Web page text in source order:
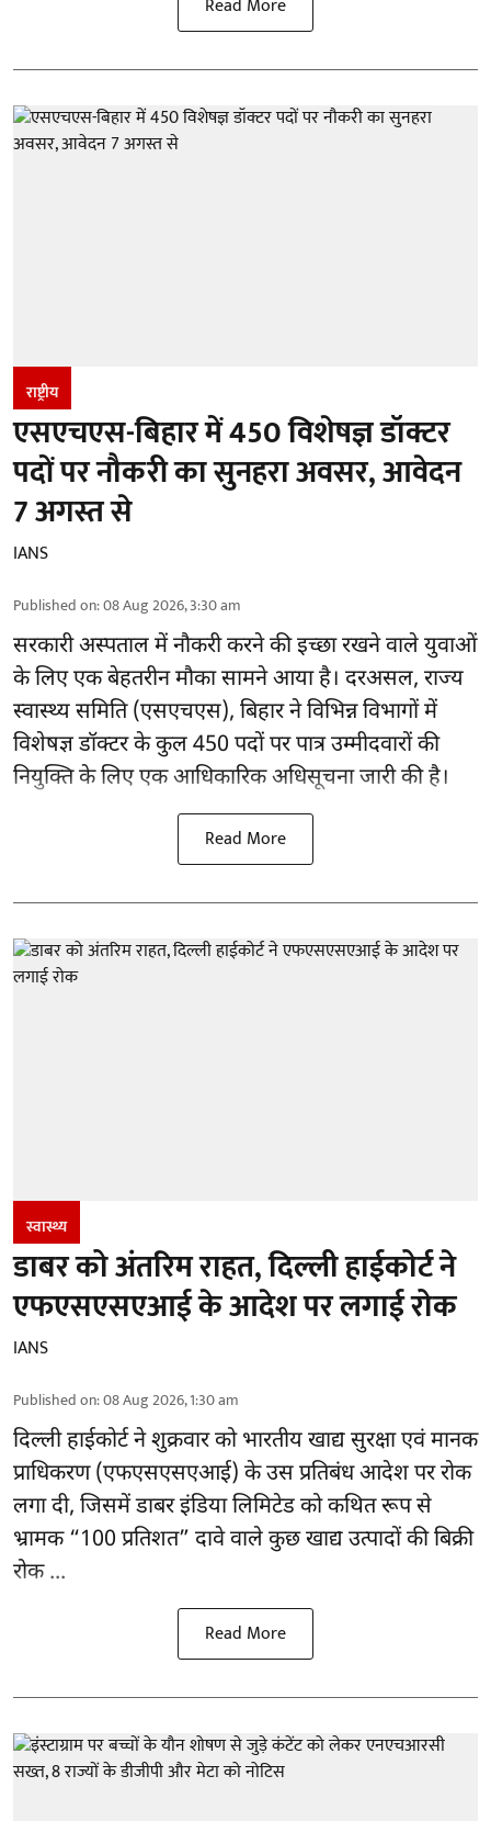
राष्ट्रीय
एसएचएस-बिहार में 450 विशेषज्ञ डॉक्टर
पदों पर नौकरी का सुनहरा अवसर, आवेदन
7 अगस्त से
IANS
Published on:08 Aug 2026, 3:30 am
सरकारी अस्पताल में नौकरी करने की इच्छा रखने वाले युवाओं
के लिए एक बेहतरीन मौका सामने आया है। दरअसल, राज्य
स्वास्थ्य समिति (एसएचएस), बिहार ने विभिन्न विभागों में
विशेषज्ञ डॉक्टर के कुल 450 पदों पर पात्र उम्मीदवारों की
नियुक्ति के लिए एक आधिकारिक अधिसूचना जारी की है।
Read More
स्वास्थ्य
डाबर को अंतरिम राहत, दिल्ली हाईकोर्ट ने
एफएसएसएआई के आदेश पर लगाई रोक
IANS
Published on:08 Aug 2026, 1:30 am
दिल्ली हाईकोर्ट ने शुक्रवार को भारतीय खाद्य सुरक्षा एवं मानक
प्राधिकरण(एफएसएसएआई) के उस प्रतिबंध आदेश पर रोक
लगा दी, जिसमें डाबर इंडिया लिमिटेड को कथित रूप से
भ्रामक “100 प्रतिशत” दावे वाले कुछ खाद्य उत्पादों की बिक्री
रोक ...
Read More